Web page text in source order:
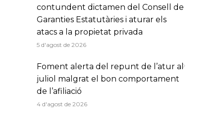
contundent dictamen del Consell de
Garanties Estatutàries i aturar els
atacs a la propietat privada
5 d'agost de 2026
Foment alerta del repunt de l’atur al
juliol malgrat el bon comportament
de l’afiliació
4 d'agost de 2026